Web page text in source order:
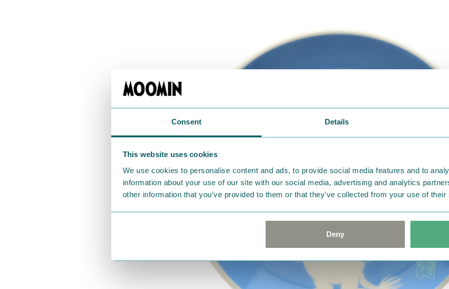
Consent Details
This website uses cookies
We use cookies to personalise content and ads, to provide social media features and to
information about your use of our site with our social media, advertising and analytics
other information that you’ve provided to them or that they’ve collected from your use of
Deny